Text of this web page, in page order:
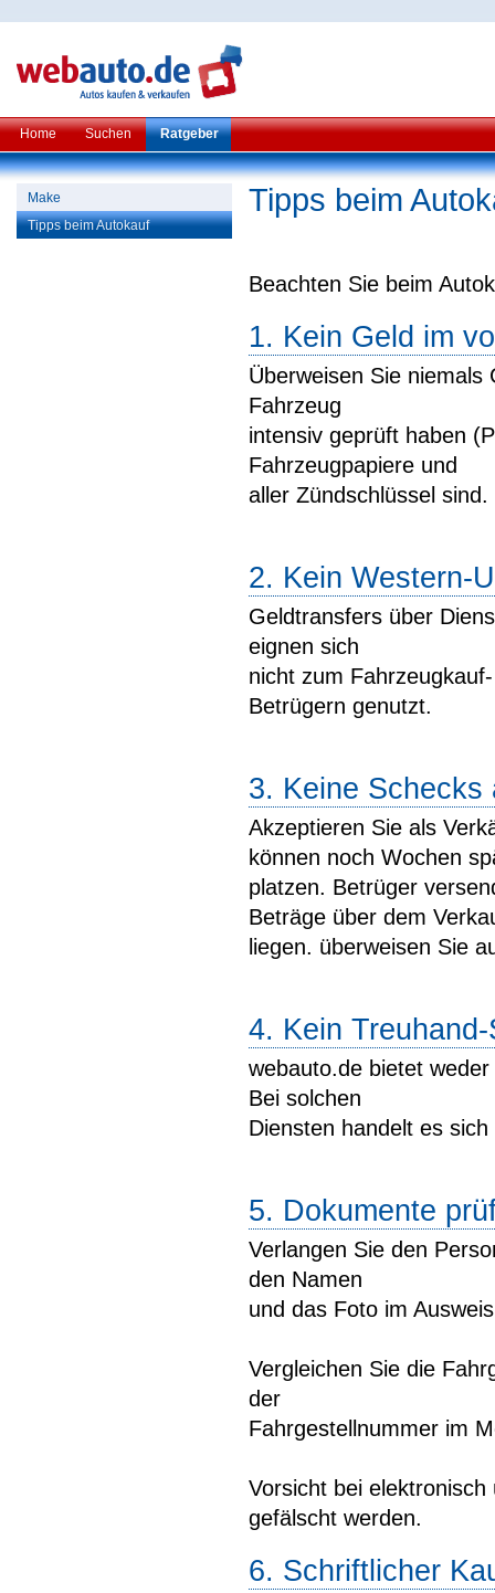
Home Suchen Ratgeber
Make
Tipps beim Autokauf
Tipps beim
Beachten Sie beim
1. Kein Geld im
Überweisen Sie
Fahrzeug
intensiv geprüft haben
Fahrzeugpapiere und
aller Zündschlüssel sind.
2. Kein Western-
Geldtransfers über
eignen sich
nicht zum
Betrügern genutzt.
3. Keine Schecks
Akzeptieren Sie als
können noch Wochen
platzen. Betrüger
Beträge über dem
liegen. überweisen Sie
4. Kein
webauto.de bietet
Bei solchen
Diensten handelt es
5. Dokumente
Verlangen Sie den
den Namen
und das Foto im
Vergleichen Sie die
der
Fahrgestellnummer im
Vorsicht bei
gefälscht werden.
6. Schriftlicher